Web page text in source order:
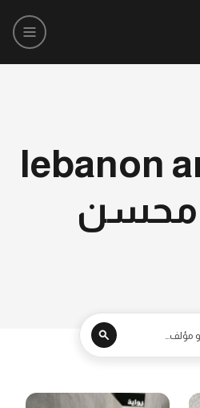
lebanon
محسن